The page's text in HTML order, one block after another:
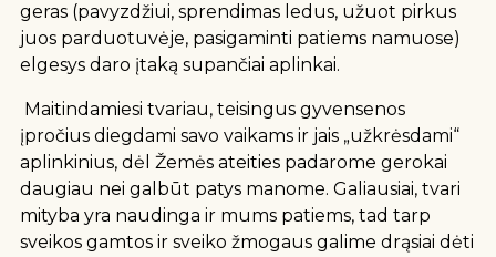
geras (pavyzdžiui, sprendimas ledus, užuot pirkus
juos parduotuvėje, pasigaminti patiems namuose)
elgesys daro įtaką supančiai aplinkai.
Maitindamiesi tvariau, teisingus gyvensenos
įpročius diegdami savo vaikams ir jais „užkrėsdami“
aplinkinius, dėl Žemės ateities padarome gerokai
daugiau nei galbūt patys manome. Galiausiai, tvari
mityba yra naudinga ir mums patiems, tad tarp
sveikos gamtos ir sveiko žmogaus galime drąsiai dėti